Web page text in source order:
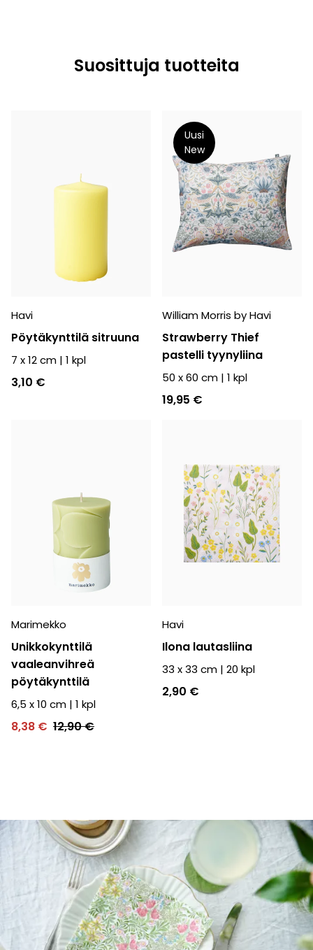
Suosittuja tuotteita
Havi
Pöytäkynttilä sitruuna
7 x 12 cm | 1 kpl
3,10 €
Uusi
New
William Morris by Havi
Strawberry Thief
pastelli tyynyliina
50 x 60 cm | 1 kpl
19,95 €
Marimekko
Unikkokynttilä
vaaleanvihreä
pöytäkynttilä
6,5 x 10 cm | 1 kpl
8,38 € 12,90 €
Havi
Ilona lautasliina
33 x 33 cm | 20 kpl
2,90 €